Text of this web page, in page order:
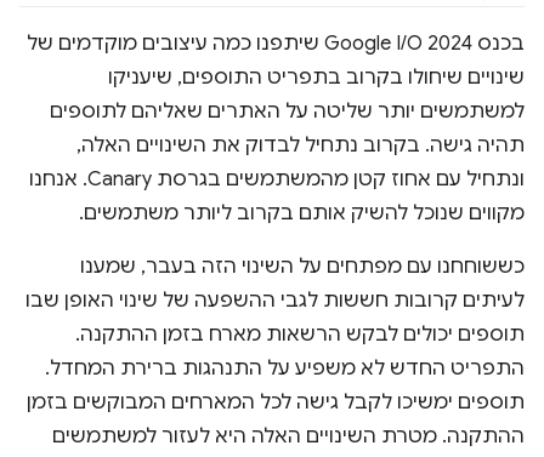
בכנס Google I/O 2024 שיתפנו כמה עיצובים מוקדמים של
שינויים שיחולו בקרוב בתפריט התוספים, שיעניקו
למשתמשים יותר שליטה על האתרים שאליהם לתוספים
תהיה גישה. בקרוב נתחיל לבדוק את השינויים האלה,
ונתחיל עם אחוז קטן מהמשתמשים בגרסת Canary. אנחנו
מקווים שנוכל להשיק אותם בקרוב ליותר משתמשים.
כששוחחנו עם מפתחים על השינוי הזה בעבר, שמענו
לעיתים קרובות חששות לגבי ההשפעה של שינוי האופן שבו
תוספים יכולים לבקש הרשאות מארח בזמן ההתקנה.
התפריט החדש לא משפיע על התנהגות ברירת המחדל.
תוספים ימשיכו לקבל גישה לכל המארחים המבוקשים בזמן
ההתקנה. מטרת השינויים האלה היא לעזור למשתמשים